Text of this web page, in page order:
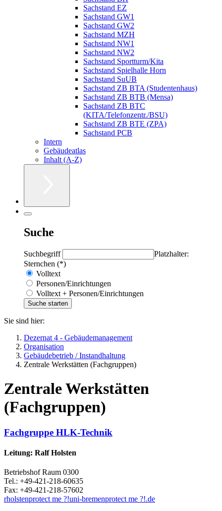
Sachstand EZ
Sachstand GW1
Sachstand GW2
Sachstand MZH
Sachstand NW1
Sachstand NW2
Sachstand Sportturm/Kita
Sachstand Spielhalle Horn
Sachstand SuUB
Sachstand ZB BTA (Studentenhaus)
Sachstand ZB BTB (Mensa)
Sachstand ZB BTC
(KITA/Telefonzentr./BSU)
Sachstand ZB BTE (ZPA)
Sachstand PCB
Intern
Gebäudeatlas
Inhalt (A-Z)
Suche
Suchbegriff
Platzhalter:
Sternchen (*)
Volltext
Personen/Einrichtungen
Volltext + Personen/Einrichtungen
Sie sind hier:
Dezernat 4 - Gebäudemanagement
Organisation
Gebäudebetrieb / Instandhaltung
Zentrale Werkstätten (Fachgruppen)
Zentrale Werkstätten
(Fachgruppen)
Fachgruppe HLK-Technik
Leitung: Ralf Holsten
Betriebshof Raum 0300
Tel.: +49-421-218-60635
Fax: +49-421-218-57602
rholstenprotect me ?!uni-bremenprotect me ?!.de